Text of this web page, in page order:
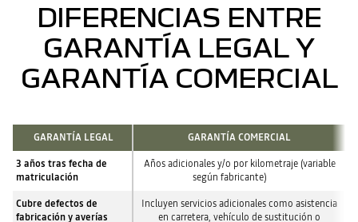
DIFERENCIAS ENTRE
GARANTÍA LEGAL Y
GARANTÍA COMERCIAL
GARANTÍA LEGAL GARANTÍA COMERCIAL
3 años tras fecha de
matriculación
Años adicionales y/o por kilometraje (variable
según fabricante)
Cubre defectos de
fabricación y averías
Incluyen servicios adicionales como asistencia
en carretera, vehículo de sustitución o